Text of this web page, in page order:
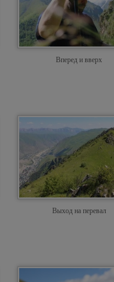
Вперед и вверх
Выход на перевал